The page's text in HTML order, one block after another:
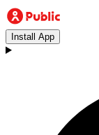
Install App